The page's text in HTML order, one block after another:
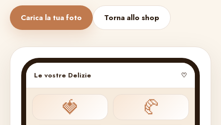
Carica la tua foto Torna allo shop
Le vostre Delizie ♡
🍓
🥐